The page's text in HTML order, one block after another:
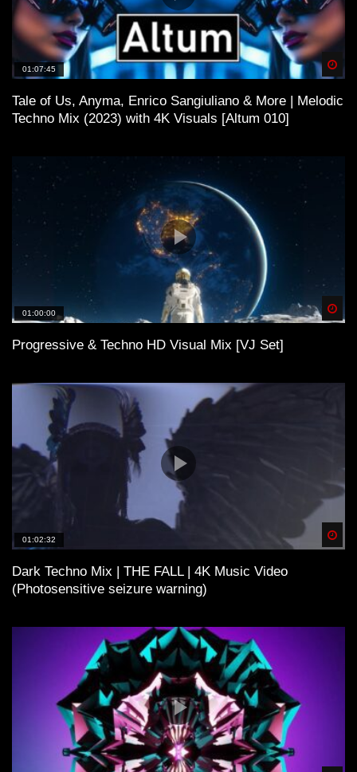
01:07:45
Tale of Us, Anyma, Enrico Sangiuliano & More | Melodic
Techno Mix (2023) with 4K Visuals [Altum 010]
01:00:00
Progressive & Techno HD Visual Mix [VJ Set]
01:02:32
Dark Techno Mix | THE FALL | 4K Music Video
(Photosensitive seizure warning)